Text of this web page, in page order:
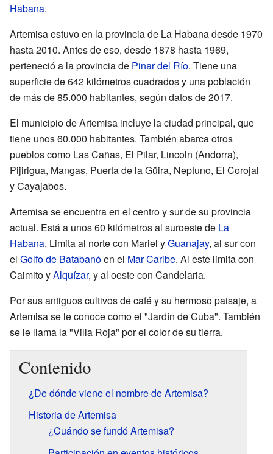
Habana.
Artemisa estuvo en la provincia de La Habana desde 1970
hasta 2010. Antes de eso, desde 1878 hasta 1969,
perteneció a la provincia de Pinar del Río. Tiene una
superficie de 642 kilómetros cuadrados y una población
de más de 85.000 habitantes, según datos de 2017.
El municipio de Artemisa incluye la ciudad principal, que
tiene unos 60.000 habitantes. También abarca otros
pueblos como Las Cañas, El Pilar, Lincoln (Andorra),
Pijirigua, Mangas, Puerta de la Güira, Neptuno, El Corojal
y Cayajabos.
Artemisa se encuentra en el centro y sur de su provincia
actual. Está a unos 60 kilómetros al suroeste de La
Habana. Limita al norte con Mariel yGuanajay, al sur con
el Golfo de Batabanóen el Mar Caribe. Al este limita con
Caimito yAlquízar, y al oeste con Candelaria.
Por sus antiguos cultivos de café y su hermoso paisaje, a
Artemisa se le conoce como el "Jardín de Cuba". También
se le llama la "Villa Roja" por el color de su tierra.
Contenido
¿De dónde viene el nombre de Artemisa?
Historia de Artemisa
¿Cuándo se fundó Artemisa?